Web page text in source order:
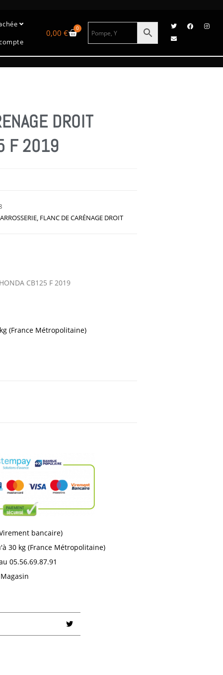
0,00 € 0
DROIT
F 2019
, FLANC DE CARÉNAGE DROIT
CB125 F 2019
(France Métropolitaine)
bancaire)
30 kg (France Métropolitaine)
05.56.69.87.91